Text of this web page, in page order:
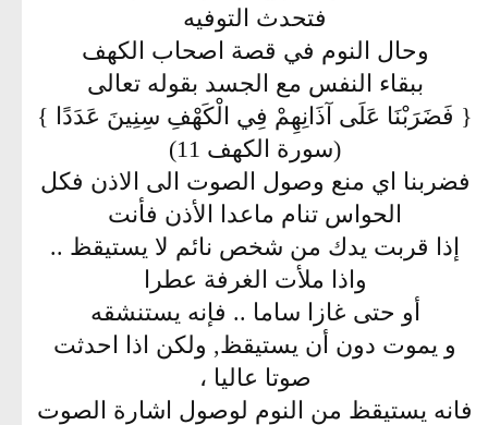
فتحدث التوفيه
وحال النوم في قصة اصحاب الكهف
ببقاء النفس مع الجسد بقوله تعالى
{ فَضَرَبْنَا عَلَى آذَانِهِمْ فِي الْكَهْفِ سِنِينَ عَدَدًا }
(سورة الكهف 11)
فضربنا اي منع وصول الصوت الى الاذن فكل
الحواس تنام ماعدا الأذن فأنت
إذا قربت يدك من شخص نائم لا يستيقظ ..
واذا ملأت الغرفة عطرا
أو حتى غازا ساما .. فإنه يستنشقه
و يموت دون أن يستيقظ, ولكن اذا احدثت
صوتا عاليا ،
فانه يستيقظ من النوم لوصول اشارة الصوت